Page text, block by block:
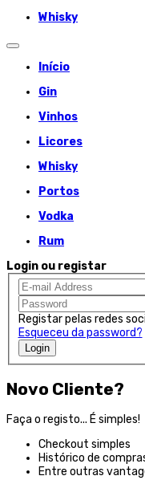
Whisky
Início
Gin
Vinhos
Licores
Whisky
Portos
Vodka
Rum
Login ou registar
Registar pelas redes
Esqueceu da password?
Login
Novo Cliente?
Faça o registo... É simples!
Checkout simples
Histórico de
Entre outras